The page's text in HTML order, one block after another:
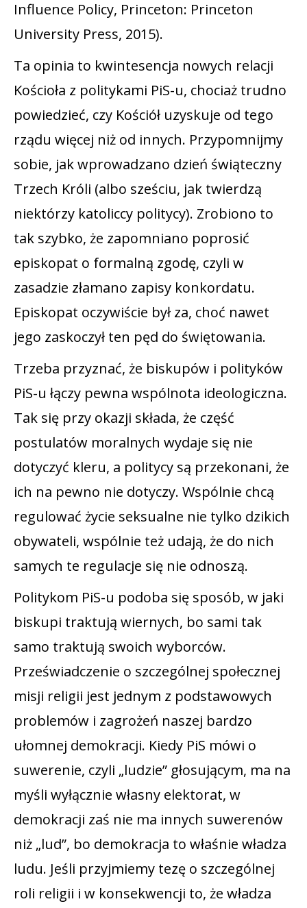
Influence Policy, Princeton: Princeton
University Press, 2015).
Ta opinia to kwintesencja nowych relacji
Kościoła z politykami PiS-u, chociaż trudno
powiedzieć, czy Kościół uzyskuje od tego
rządu więcej niż od innych. Przypomnijmy
sobie, jak wprowadzano dzień świąteczny
Trzech Króli (albo sześciu, jak twierdzą
niektórzy katoliccy politycy). Zrobiono to
tak szybko, że zapomniano poprosić
episkopat o formalną zgodę, czyli w
zasadzie złamano zapisy konkordatu.
Episkopat oczywiście był za, choć nawet
jego zaskoczył ten pęd do świętowania.
Trzeba przyznać, że biskupów i polityków
PiS-u łączy pewna wspólnota ideologiczna.
Tak się przy okazji składa, że część
postulatów moralnych wydaje się nie
dotyczyć kleru, a politycy są przekonani, że
ich na pewno nie dotyczy. Wspólnie chcą
regulować życie seksualne nie tylko dzikich
obywateli, wspólnie też udają, że do nich
samych te regulacje się nie odnoszą.
Politykom PiS-u podoba się sposób, w jaki
biskupi traktują wiernych, bo sami tak
samo traktują swoich wyborców.
Przeświadczenie o szczególnej społecznej
misji religii jest jednym z podstawowych
problemów i zagrożeń naszej bardzo
ułomnej demokracji. Kiedy PiS mówi o
suwerenie, czyli „ludzie” głosującym, ma na
myśli wyłącznie własny elektorat, w
demokracji zaś nie ma innych suwerenów
niż „lud”, bo demokracja to właśnie władza
ludu. Jeśli przyjmiemy tezę o szczególnej
roli religii i w konsekwencji to, że władza